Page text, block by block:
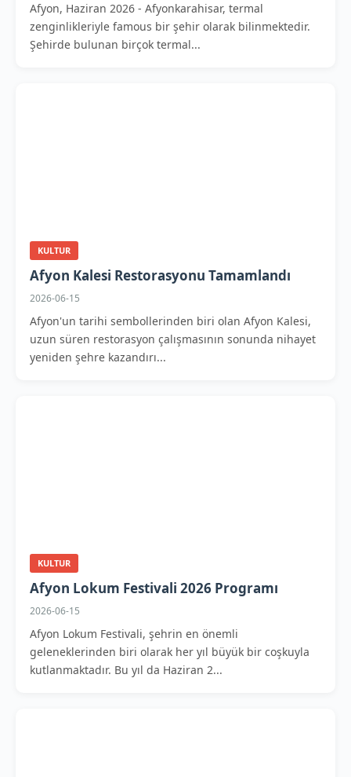
Afyon, Haziran 2026 - Afyonkarahisar, termal
zenginlikleriyle famous bir şehir olarak bilinmektedir.
Şehirde bulunan birçok termal...
KULTUR
Afyon Kalesi Restorasyonu Tamamlandı
2026-06-15
Afyon'un tarihi sembollerinden biri olan Afyon Kalesi,
uzun süren restorasyon çalışmasının sonunda nihayet
yeniden şehre kazandırı...
KULTUR
Afyon Lokum Festivali 2026 Programı
2026-06-15
Afyon Lokum Festivali, şehrin en önemli
geleneklerinden biri olarak her yıl büyük bir coşkuyla
kutlanmaktadır. Bu yıl da Haziran 2...